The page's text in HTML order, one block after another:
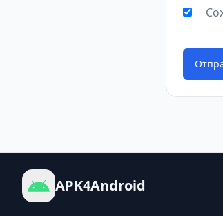
APK4Android